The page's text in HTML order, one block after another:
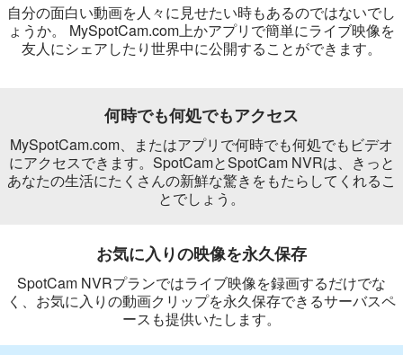
自分の面白い動画を人々に見せたい時もあるのではないでし
ょうか。 MySpotCam.com上かアプリで簡単にライブ映像を
友人にシェアしたり世界中に公開することができます。
何時でも何処でもアクセス
MySpotCam.com、またはアプリで何時でも何処でもビデオ
にアクセスできます。SpotCamとSpotCam NVRは、きっと
あなたの生活にたくさんの新鮮な驚きをもたらしてくれるこ
とでしょう。
お気に入りの映像を永久保存
SpotCam NVRプランではライブ映像を録画するだけでな
く、お気に入りの動画クリップを永久保存できるサーバスペ
ースも提供いたします。